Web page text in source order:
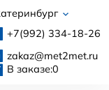
+7(992) 334-18-26
zakaz@met2met.ru
В заказе:0